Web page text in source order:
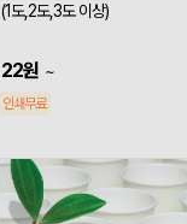
(1도,2도,3도 이상)
22원 ~
인쇄무료